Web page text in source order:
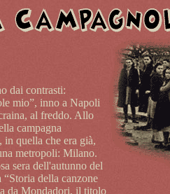
dai contrasti:
mio”, inno a Napoli
al freddo. Allo
campagna
in quella che era già,
metropoli: Milano.
sera dell'autunno del
“Storia della canzone
da Mondadori, il titolo